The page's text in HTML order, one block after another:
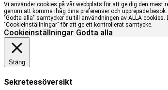
Vi använder cookies på vår webbplats för att ge dig den mest
genom att komma ihåg dina preferenser och upprepade
"Godta alla" samtycker du till användningen av ALLA cookies.
"Cookieinställningar" för att ge ett kontrollerat samtycke.
Cookieinställningar Godta alla
Stäng
Sekretessöversikt